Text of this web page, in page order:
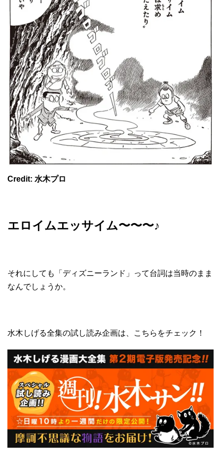
Credit: 水木プロ
エロイムエッサイム〜〜〜♪
それにしても「ディズニーランド」って台詞は当時のまま
なんでしょうか。
水木しげる全集の試し読み企画は、こちらをチェック！